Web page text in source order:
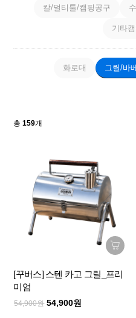
칼/멀티툴/캠핑공구
기타
화로대 그릴/바
총159개
[꾸버스] 스텐 카고 그릴_프리
미엄
54,900원 54,900원